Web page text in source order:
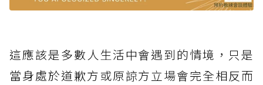
這應該是多數人生活中會遇到的情境，只是
當身處於道歉方或原諒方立場會完全相反而